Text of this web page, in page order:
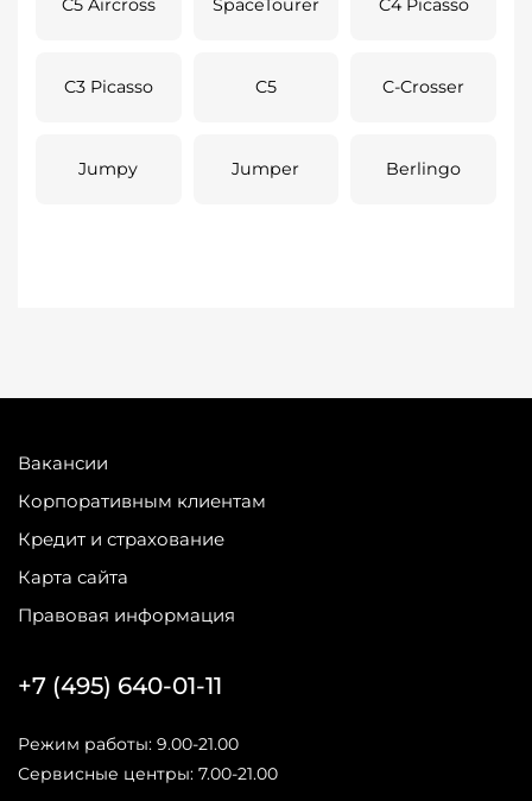
C5 Aircross SpaceTourer C4 Picasso
C3 Picasso C5 C-Crosser
Jumpy Jumper Berlingo
Вакансии
Корпоративным клиентам
Кредит и страхование
Карта сайта
Правовая информация
+7 (495) 640-01-11
Режим работы: 9.00-21.00
Сервисные центры: 7.00-21.00